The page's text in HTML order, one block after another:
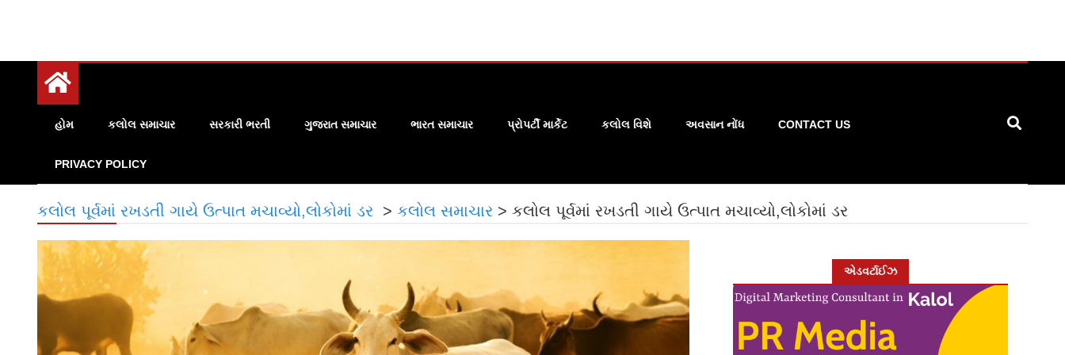
હોમ કલોલ સમાચાર સરકારી ભરતી ગુજરાત સમાચાર ભારત સમાચાર પ્રોપર્ટી માર્કેટ કલોલ વિશે અવસાન નોંધ CONTACT US
PRIVACY POLICY
કલોલ પૂર્વમાં રખડતી ગાયે ઉત્પાત મચાવ્યો,લોકોમાં ડર > કલોલ સમાચાર > કલોલ પૂર્વમાં રખડતી ગાયે ઉત્પાત મચાવ્યો,લોકોમાં ડર
એડવર્ટાઈઝ